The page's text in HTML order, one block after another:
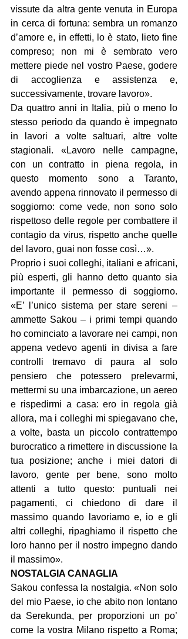
vissute da altra gente venuta in Europa
in cerca di fortuna: sembra un romanzo
d’amore e, in effetti, lo è stato, lieto fine
compreso; non mi è sembrato vero
mettere piede nel vostro Paese, godere
di accoglienza e assistenza e,
successivamente, trovare lavoro».
Da quattro anni in Italia, più o meno lo
stesso periodo da quando è impegnato
in lavori a volte saltuari, altre volte
stagionali. «Lavoro nelle campagne,
con un contratto in piena regola, in
questo momento sono a Taranto,
avendo appena rinnovato il permesso di
soggiorno: come vede, non sono solo
rispettoso delle regole per combattere il
contagio da virus, rispetto anche quelle
del lavoro, guai non fosse così…».
Proprio i suoi colleghi, italiani e africani,
più esperti, gli hanno detto quanto sia
importante il permesso di soggiorno.
«E’ l’unico sistema per stare sereni –
ammette Sakou – i primi tempi quando
ho cominciato a lavorare nei campi, non
appena vedevo agenti in divisa a fare
controlli tremavo di paura al solo
pensiero che potessero prelevarmi,
mettermi su una imbarcazione, un aereo
e rispedirmi a casa: ero in regola già
allora, ma i colleghi mi spiegavano che,
a volte, basta un piccolo contrattempo
burocratico a rimettere in discussione la
tua posizione; anche i miei datori di
lavoro, gente per bene, sono molto
attenti a tutto questo: puntuali nei
pagamenti, ci chiedono di dare il
massimo quando lavoriamo e, io e gli
altri colleghi, ripaghiamo il rispetto che
loro hanno per il nostro impegno dando
il massimo».
NOSTALGIA CANAGLIA
Sakou confessa la nostalgia. «Non solo
del mio Paese, io che abito non lontano
da Serekunda, per proporzioni un po’
come la vostra Milano rispetto a Roma;